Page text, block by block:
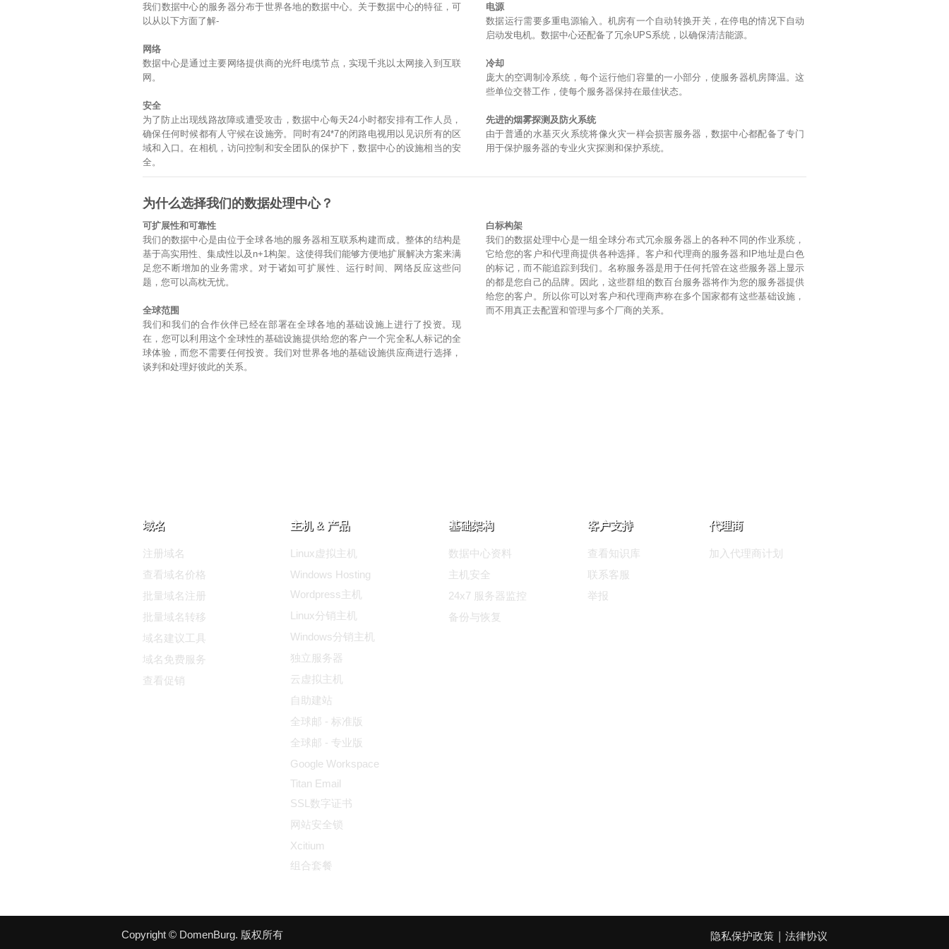
我们数据中心的服务器分布于世界各地的数据中心。关于数据中心的特征，可
以从以下方面了解-
网络
数据中心是通过主要网络提供商的光纤电缆节点，实现千兆以太网接入到互联
网。
安全
为了防止出现线路故障或遭受攻击，数据中心每天24小时都安排有工作人员，
确保任何时候都有人守候在设施旁。同时有24*7的闭路电视用以见识所有的区
域和入口。在相机，访问控制和安全团队的保护下，数据中心的设施相当的安
全。
电源
数据运行需要多重电源输入。机房有一个自动转换开关，在停电的情况下自动
启动发电机。数据中心还配备了冗余UPS系统，以确保清洁能源。
冷却
庞大的空调制冷系统，每个运行他们容量的一小部分，使服务器机房降温。这
些单位交替工作，使每个服务器保持在最佳状态。
先进的烟雾探测及防火系统
由于普通的水基灭火系统将像火灾一样会损害服务器，数据中心都配备了专门
用于保护服务器的专业火灾探测和保护系统。
为什么选择我们的数据处理中心？
可扩展性和可靠性
我们的数据中心是由位于全球各地的服务器相互联系构建而成。整体的结构是
基于高实用性、集成性以及n+1构架。这使得我们能够方便地扩展解决方案来满
足您不断增加的业务需求。对于诸如可扩展性、运行时间、网络反应这些问
题，您可以高枕无忧。
全球范围
我们和我们的合作伙伴已经在部署在全球各地的基础设施上进行了投资。现
在，您可以利用这个全球性的基础设施提供给您的客户一个完全私人标记的全
球体验，而您不需要任何投资。我们对世界各地的基础设施供应商进行选择，
谈判和处理好彼此的关系。
白标构架
我们的数据处理中心是一组全球分布式冗余服务器上的各种不同的作业系统，
它给您的客户和代理商提供各种选择。客户和代理商的服务器和IP地址是白色
的标记，而不能追踪到我们。名称服务器是用于任何托管在这些服务器上显示
的都是您自己的品牌。因此，这些群组的数百台服务器将作为您的服务器提供
给您的客户。所以你可以对客户和代理商声称在多个国家都有这些基础设施，
而不用真正去配置和管理与多个厂商的关系。
域名
注册域名
查看域名价格
批量域名注册
批量域名转移
域名建议工具
域名免费服务
查看促销
主机 & 产品
Linux虚拟主机
Windows Hosting
Wordpress主机
Linux分销主机
Windows分销主机
独立服务器
云虚拟主机
自助建站
全球邮 - 标准版
全球邮 - 专业版
Google Workspace
Titan Email
SSL数字证书
网站安全锁
Xcitium
组合套餐
基础架构
数据中心资料
主机安全
24x7 服务器监控
备份与恢复
客户支持
查看知识库
联系客服
举报
代理商
加入代理商计划
Copyright © DomenBurg. 版权所有 | 法律协议
隐私保护政策